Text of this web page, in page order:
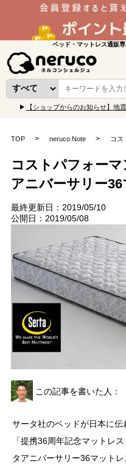
ベッド・マットレス通販
【ショップからのお知らせ】地
TOP neruco Note コス
コストパフォー
アニバーサリー
最終更新日：2019/05/10
公開日：2019/05/08
この記事を書いた人：
サータ社のベッドが日本に
「提携36周年記念マットレ
タアニバーサリー36マット